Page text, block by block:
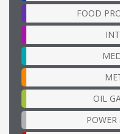
FOOD
OIL